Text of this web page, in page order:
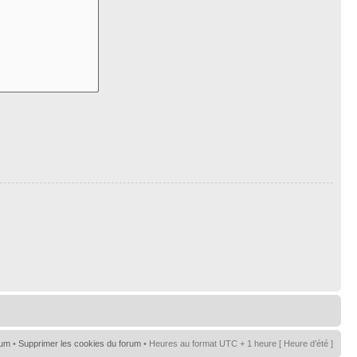
• Supprimer les cookies du forum • Heures au format UTC + 1 heure [ Heure d’été ]